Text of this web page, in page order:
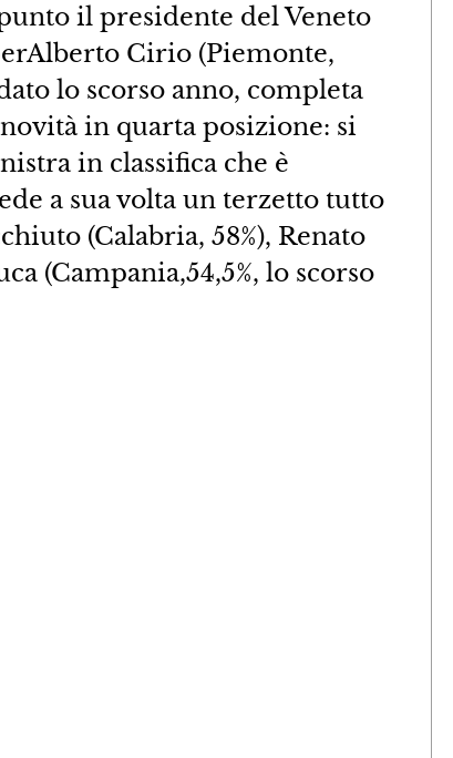
il presidente del Veneto
Cirio (Piemonte,
lo scorso anno, completa
in quarta posizione: si
in classifica che è
a sua volta un terzetto tutto
(Calabria, 58%), Renato
(Campania,54,5%, lo scorso